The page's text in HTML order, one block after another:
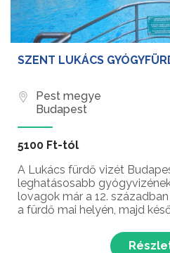
SZENT LUKÁCS
Pest megye
Budapest
5100 Ft-tól
A Lukács fürdő vizét
leghatásosabb
lovagok már a 12.
a fürdő mai helyén, majd